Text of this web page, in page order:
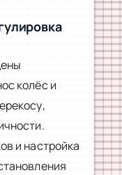
колёс и
и настройка